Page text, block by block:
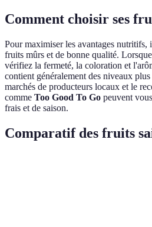
Comment choisir ses
Pour maximiser les avantages nutritifs,
fruits mûrs et de bonne qualité.
vérifiez la fermeté, la coloration et
contient généralement des niveaux
marchés de producteurs locaux et le
comme Too Good To Go peuvent
frais et de saison.
Comparatif des fruits